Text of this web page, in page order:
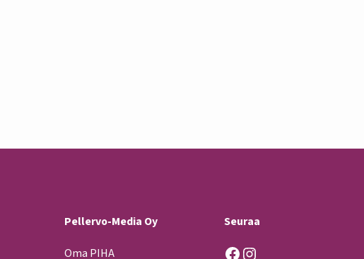
Pellervo-Media Oy
Oma PIHA
Seuraa
Facebook
Instagram